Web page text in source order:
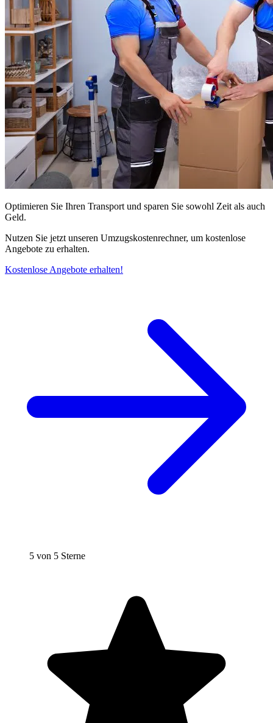
Optimieren Sie Ihren Transport und sparen Sie sowohl Zeit als auch
Geld.
Nutzen Sie jetzt unseren Umzugskostenrechner, um kostenlose
Angebote zu erhalten.
Kostenlose Angebote erhalten!
5 von 5 Sterne